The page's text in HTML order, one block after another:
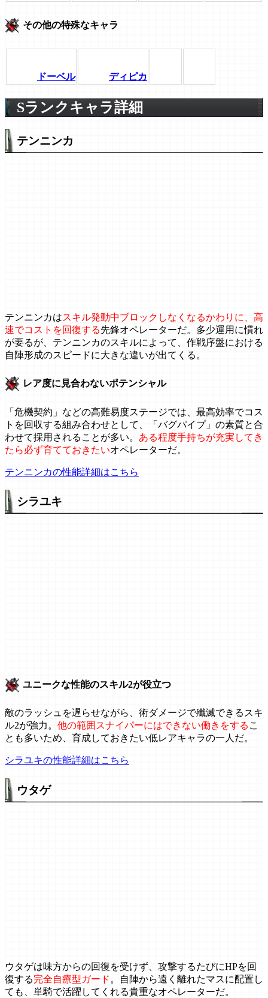
その他の特殊なキャラ
ドーベル ディピカ
Sランクキャラ詳細
テンニンカ
テンニンカはスキル発動中ブロックしなくなるかわりに、高
速でコストを回復する先鋒オペレーターだ。多少運用に慣れ
が要るが、テンニンカのスキルによって、作戦序盤における
自陣形成のスピードに大きな違いが出てくる。
レア度に見合わないポテンシャル
「危機契約」などの高難易度ステージでは、最高効率でコス
トを回収する組み合わせとして、「バグパイプ」の素質と合
わせて採用されることが多い。 ある程度手持ちが充実してき
たら必ず育てておきたいオペレーターだ。
テンニンカの性能詳細はこちら
シラユキ
ユニークな性能のスキル2が役立つ
敵のラッシュを遅らせながら、術ダメージで殲滅できるスキ
ル2が強力。 他の範囲スナイパーにはできない働きをする こ
とも多いため、育成しておきたい低レアキャラの一人だ。
シラユキの性能詳細はこちら
ウタゲ
ウタゲは味方からの回復を受けず、攻撃するたびにHPを回
復する完全自療型ガード 。自陣から遠く離れたマスに配置し
ても、単騎で活躍してくれる貴重なオペレーターだ。